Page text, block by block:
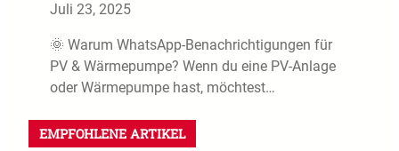
Juli 23, 2025
🌞 Warum WhatsApp-Benachrichtigungen für
PV & Wärmepumpe? Wenn du eine PV-Anlage
oder Wärmepumpe hast, möchtest…
EMPFOHLENE ARTIKEL